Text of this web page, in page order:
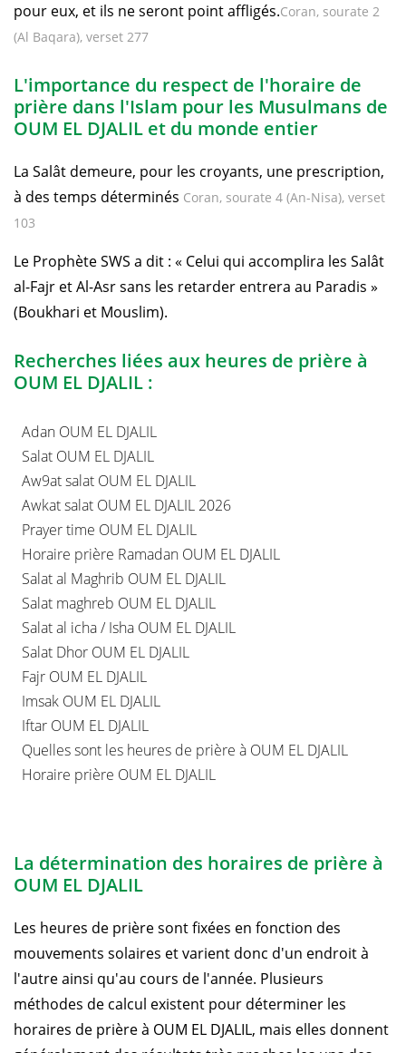
pour eux, et ils ne seront point affligés.Coran, sourate 2
(Al Baqara), verset 277
L'importance du respect de l'horaire de
prière dans l'Islam pour les Musulmans de
OUM EL DJALIL et du monde entier
La Salât demeure, pour les croyants, une prescription,
à des temps déterminés Coran, sourate 4 (An-Nisa), verset
103
Le Prophète SWS a dit : « Celui qui accomplira les Salât
al-Fajr et Al-Asr sans les retarder entrera au Paradis »
(Boukhari et Mouslim).
Recherches liées aux heures de prière à
OUM EL DJALIL :
Adan OUM EL DJALIL
Salat OUM EL DJALIL
Aw9at salat OUM EL DJALIL
Awkat salat OUM EL DJALIL 2026
Prayer time OUM EL DJALIL
Horaire prière Ramadan OUM EL DJALIL
Salat al Maghrib OUM EL DJALIL
Salat maghreb OUM EL DJALIL
Salat al icha / Isha OUM EL DJALIL
Salat Dhor OUM EL DJALIL
Fajr OUM EL DJALIL
Imsak OUM EL DJALIL
Iftar OUM EL DJALIL
Quelles sont les heures de prière à OUM EL DJALIL
Horaire prière OUM EL DJALIL
La détermination des horaires de prière à
OUM EL DJALIL
Les heures de prière sont fixées en fonction des
mouvements solaires et varient donc d'un endroit à
l'autre ainsi qu'au cours de l'année. Plusieurs
méthodes de calcul existent pour déterminer les
horaires de prière à OUM EL DJALIL, mais elles donnent